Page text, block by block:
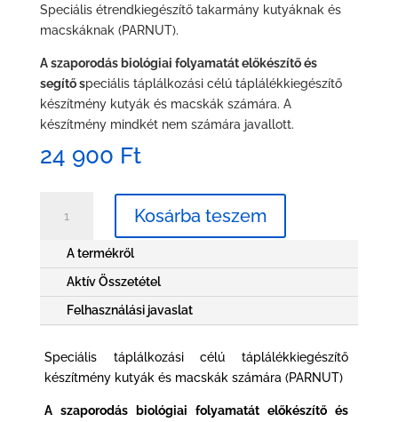
Speciális étrendkiegészítő takarmány kutyáknak és
macskáknak (PARNUT).
A szaporodás biológiai folyamatát előkészítő és
segítő speciális táplálkozási célú táplálékkiegészítő
készítmény kutyák és macskák számára. A
készítmény mindkét nem számára javallott.
24 900 Ft
mennyiség
Kosárba teszem
A termékről
Aktív Összetétel
Felhasználási javaslat
Speciális táplálkozási célú táplálékkiegészítő
készítmény kutyák és macskák számára (PARNUT)
A szaporodás biológiai folyamatát előkészítő és